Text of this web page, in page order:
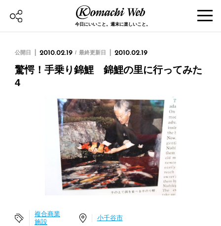
今日にいいこと。週末に楽しいこと。
公開日 2010.02.19 最終更新日 2010.02.19
驚愕！手乗り錦鯉 錦鯉の里に行ってみた
4
複合商業
施設
小千谷市